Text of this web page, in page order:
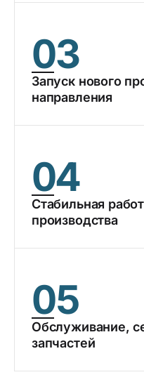
03
Запуск нового
направления
04
Стабильная
производства
05
Обслуживание,
запчастей